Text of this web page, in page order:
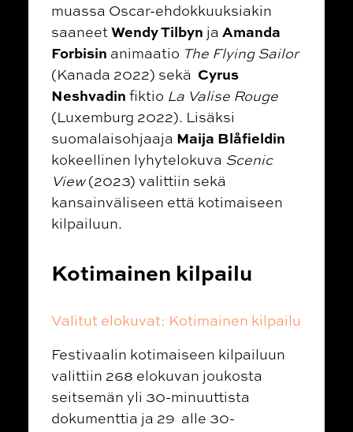
muassa Oscar-ehdokkuuksiakin
saaneetWendy Tilbyn ja Amanda
Forbisin animaatio The Flying Sailor
(Kanada 2022) sekä Cyrus
Neshvadin fiktio La Valise Rouge
(Luxemburg 2022). Lisäksi
suomalaisohjaaja Maija Blåfieldin
kokeellinen lyhytelokuva Scenic
View(2023) valittiin sekä
kansainväliseen että kotimaiseen
kilpailuun.
Kotimainen kilpailu
Valitut elokuvat: Kotimainen kilpailu
Festivaalin kotimaiseen kilpailuun
valittiin 268 elokuvan joukosta
seitsemän yli 30-minuuttista
dokumenttia ja 29 alle 30-